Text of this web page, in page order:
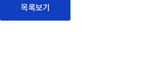
목록보기